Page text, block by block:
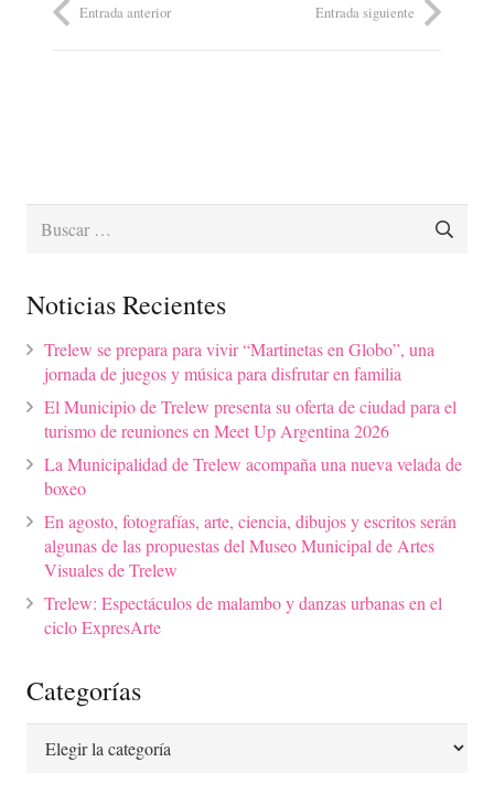
Entrada anterior Entrada siguiente
Buscar:
Noticias Recientes
Trelew se prepara para vivir “Martinetas en Globo”, una
jornada de juegos y música para disfrutar en familia
El Municipio de Trelew presenta su oferta de ciudad para el
turismo de reuniones en Meet Up Argentina 2026
La Municipalidad de Trelew acompaña una nueva velada de
boxeo
En agosto, fotografías, arte, ciencia, dibujos y escritos serán
algunas de las propuestas del Museo Municipal de Artes
Visuales de Trelew
Trelew: Espectáculos de malambo y danzas urbanas en el
ciclo ExpresArte
Categorías
Categorías